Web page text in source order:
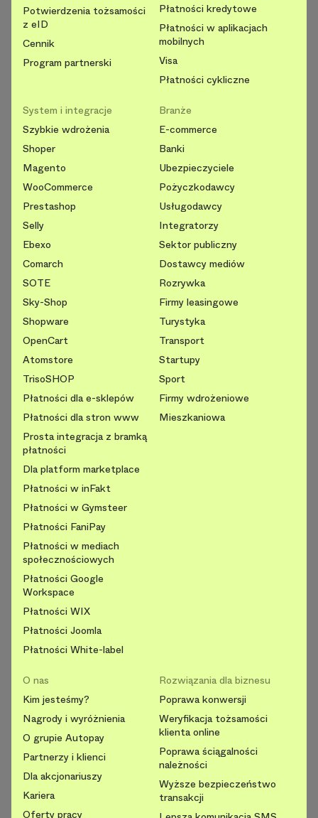
Potwierdzenia tożsamości
z eID
Cennik
Program partnerski
Płatności kredytowe
Płatności w aplikacjach
mobilnych
Visa
Płatności cykliczne
System i integracje
Szybkie wdrożenia
Shoper
Magento
WooCommerce
Prestashop
Selly
Ebexo
Comarch
SOTE
Sky-Shop
Shopware
OpenCart
Atomstore
TrisoSHOP
Płatności dla e-sklepów
Płatności dla stron www
Prosta integracja z bramką
płatności
Dla platform marketplace
Płatności w inFakt
Płatności w Gymsteer
Płatności FaniPay
Płatności w mediach
społecznościowych
Płatności Google
Workspace
Płatności WIX
Płatności Joomla
Płatności White-label
Branże
E-commerce
Banki
Ubezpieczyciele
Pożyczkodawcy
Usługodawcy
Integratorzy
Sektor publiczny
Dostawcy mediów
Rozrywka
Firmy leasingowe
Turystyka
Transport
Startupy
Sport
Firmy wdrożeniowe
Mieszkaniowa
O nas
Kim jesteśmy?
Nagrody i wyróżnienia
O grupie Autopay
Partnerzy i klienci
Dla akcjonariuszy
Kariera
Oferty pracy
Rozwiązania dla biznesu
Poprawa konwersji
Weryfikacja tożsamości
klienta online
Poprawa ściągalności
należności
Wyższe bezpieczeństwo
transakcji